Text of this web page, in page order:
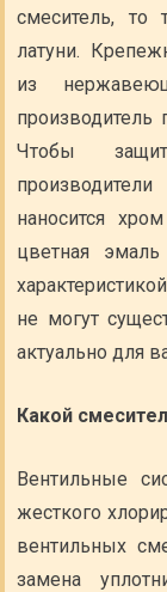
смеситель, то
латуни.
из
производитель
Чтобы
наносится
цветная
не могут
актуально для
Какой
Вентильные
жесткого
вентильных
замена